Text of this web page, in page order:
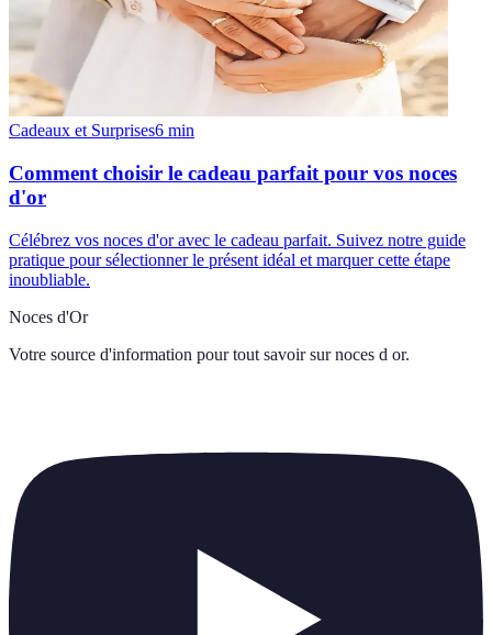
Cadeaux et Surprises6 min
Comment choisir le cadeau parfait pour vos noces
d'or
Célébrez vos noces d'or avec le cadeau parfait. Suivez notre guide
pratique pour sélectionner le présent idéal et marquer cette étape
inoubliable.
Noces d'Or
Votre source d'information pour tout savoir sur noces d or.